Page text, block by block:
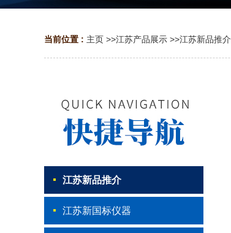
当前位置 : 主页 >>江苏产品展示 >>江苏新品推介
江苏新品推介
江苏新国标仪器